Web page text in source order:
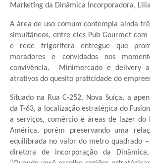
Marketing da Dinâmica Incorporadora,
A área de uso comum contempla ainda
simultâneos, entre eles Pub Gourmet
e rede frigorífera entregue que
moradores e convidados nos
convivência. Minimercado e delivery
atrativos do quesito praticidade do
Situado na Rua C-252, Nova Suíça, a
da T-63, a localização estratégica do
a serviços, comércio e áreas de lazer do
América, porém preservando uma
equilibrada no valor do metro quadrado
diretora de incorporação da